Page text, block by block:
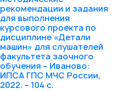
рекомендации и задания
для выполнения
курсового проекта по
дисциплине «Детали
машин» для слушателей
факультета заочного
обучения – Иваново:
ИПСА ГПС МЧС России,
2022. – 104 с.